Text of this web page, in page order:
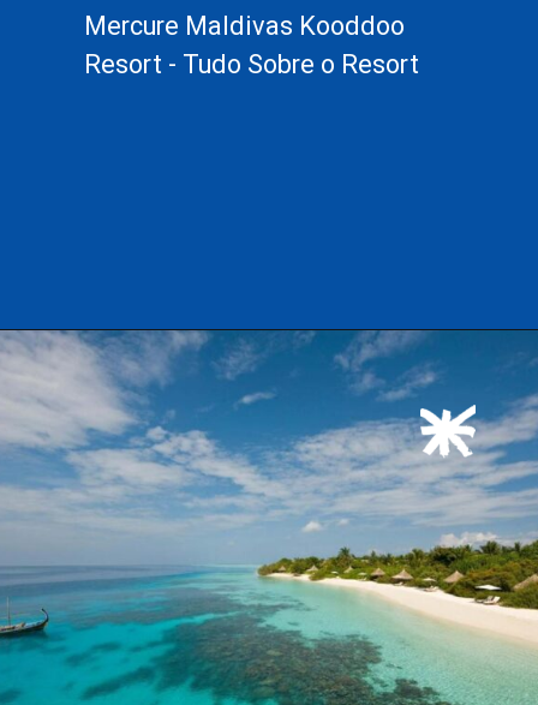
Mercure Maldivas Kooddoo
Resort - Tudo Sobre o Resort